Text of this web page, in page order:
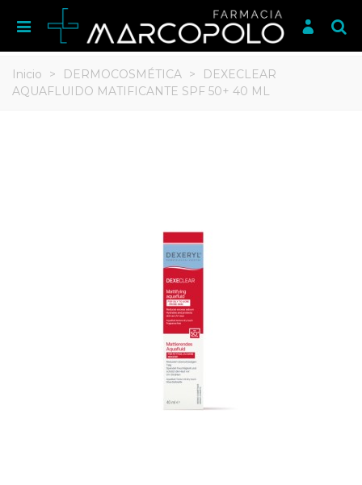
Inicio > DERMOCOSMÉTICA >
DEXECLEAR
AQUAFLUIDO MATIFICANTE SPF 50+ 40 ML